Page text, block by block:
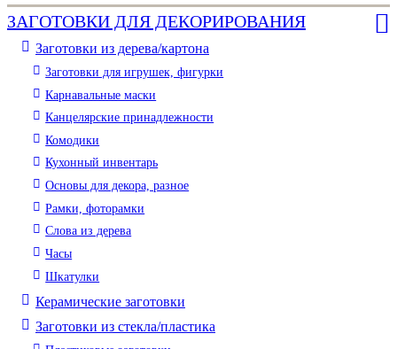
ЗАГОТОВКИ ДЛЯ ДЕКОРИРОВАНИЯ
Заготовки из дерева/картона
Заготовки для игрушек, фигурки
Карнавальные маски
Канцелярские принадлежности
Комодики
Кухонный инвентарь
Основы для декора, разное
Рамки, фоторамки
Слова из дерева
Часы
Шкатулки
Керамические заготовки
Заготовки из стекла/пластика